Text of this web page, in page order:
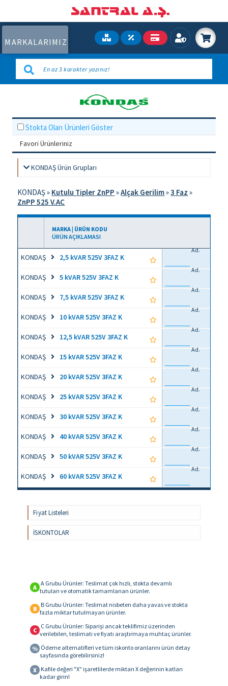
MARKALARIMIZ
Stokta Olan Ürünleri Göster
Favori Ürünleriniz
KONDAŞ Ürün Grupları
KONDAŞ» Kutulu Tipler ZnPP »Alçak Gerilim»3 Faz »
ZnPP 525 V.AC
MARKA | ÜRÜN KODU
ÜRÜN AÇIKLAMASI
KONDAŞ 2,5 kVAR 525V 3FAZ K
Ad.
KONDAŞ 5 kVAR 525V 3FAZ K
Ad.
KONDAŞ 7,5 kVAR 525V 3FAZ K
Ad.
KONDAŞ 10 kVAR 525V 3FAZ K
Ad.
KONDAŞ 12,5 kVAR 525V 3FAZ K
Ad.
KONDAŞ 15 kVAR 525V 3FAZ K
Ad.
KONDAŞ 20 kVAR 525V 3FAZ K
Ad.
KONDAŞ 25 kVAR 525V 3FAZ K
Ad.
KONDAŞ 30 kVAR 525V 3FAZ K
Ad.
KONDAŞ 40 kVAR 525V 3FAZ K
Ad.
KONDAŞ 50 kVAR 525V 3FAZ K
Ad.
KONDAŞ 60 kVAR 525V 3FAZ K
Ad.
Fiyat Listeleri
İSKONTOLAR
A A Grubu Ürünler: Teslimat çok hızlı, stokta devamlı
tutulan ve otomatik tamamlanan ürünler.
B B Grubu Ürünler: Teslimat nisbeten daha yavas ve stokta
fazla miktar tutulmayan ürünler.
C C Grubu Ürünler: Siparişi ancak teklifimiz üzerinden
verilebilen, teslimatı ve fiyatı araştırmaya muhtaç ürünler.
% Ödeme alternatifleri ve tüm iskonto oranlarını ürün detay
sayfasında görebilirsiniz!
X Kafile değeri "X" işaretlilerde miktarı X değerinin katları
kadar girin!